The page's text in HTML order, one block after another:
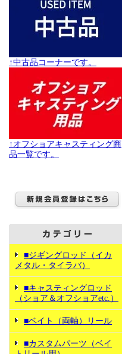
↑中古品コーナーです。
↑オフショアキャスティング商
品一覧です。
■ジギングロッド（イカ
メタル・タイラバ）
■キャスティングロッド
（ショア＆オフショアetc.）
■ベイト（両軸）リール
■カスタムパーツ（ベイ